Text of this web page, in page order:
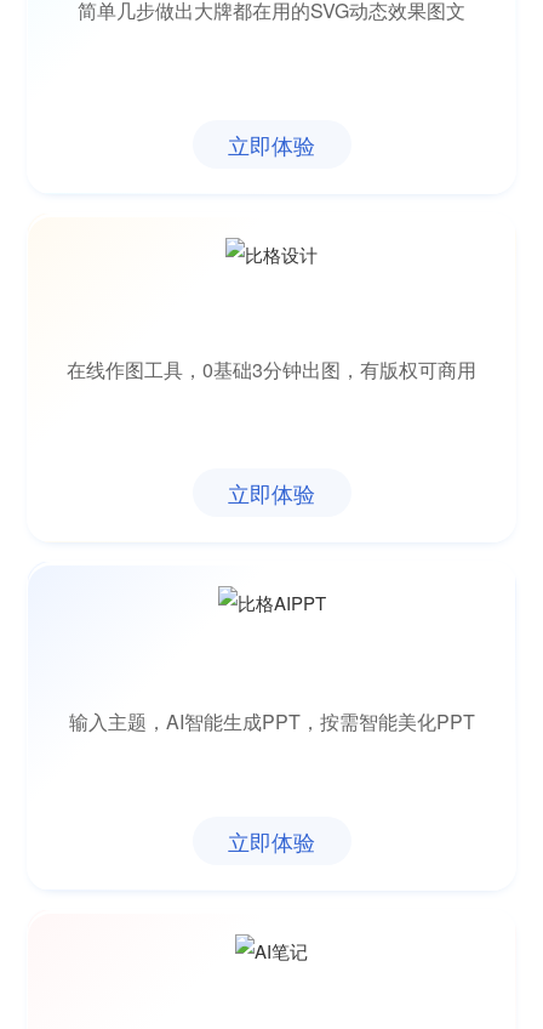
简单几步做出大牌都在用的SVG动态效果图文
立即体验
在线作图工具，0基础3分钟出图，有版权可商用
立即体验
输入主题，AI智能生成PPT，按需智能美化PPT
立即体验